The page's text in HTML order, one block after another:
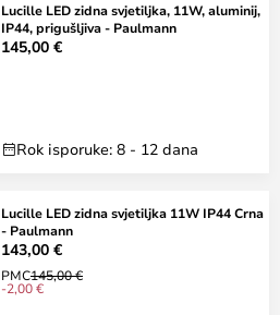
Lucille LED zidna svjetiljka, 11W, aluminij,
IP44, prigušljiva - Paulmann
145,00 €
Rok isporuke: 8 - 12 dana
Lucille LED zidna svjetiljka 11W IP44 Crna
- Paulmann
143,00 €
PMC145,00 €
-2,00 €